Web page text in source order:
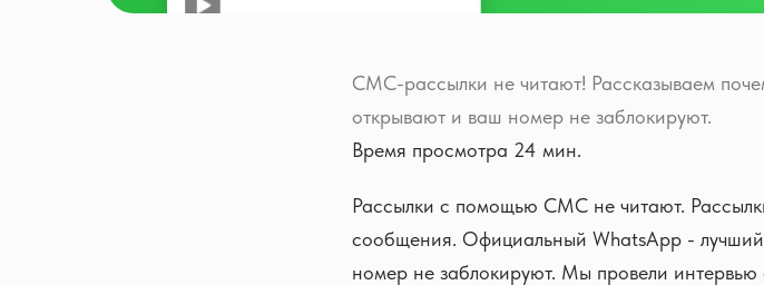
СМС-рассылки не читают! Рассказываем
открывают и ваш номер не заблокируют.
Время просмотра 24 мин.
Рассылки с помощью СМС не читают.
сообщения. Официальный WhatsApp - лучший
номер не заблокируют. Мы провели